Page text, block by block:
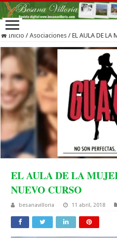
Inicio / Asociaciones / EL AULA DE LA
EL AULA DE LA
NUEVO CURSO
besanavilloria 11 abril, 2018